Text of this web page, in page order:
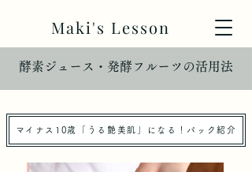
Maki's Lesson
​酵素ジュース・発酵フルーツの活用法
マイナス10歳「うる艶美肌」になる！パック紹介